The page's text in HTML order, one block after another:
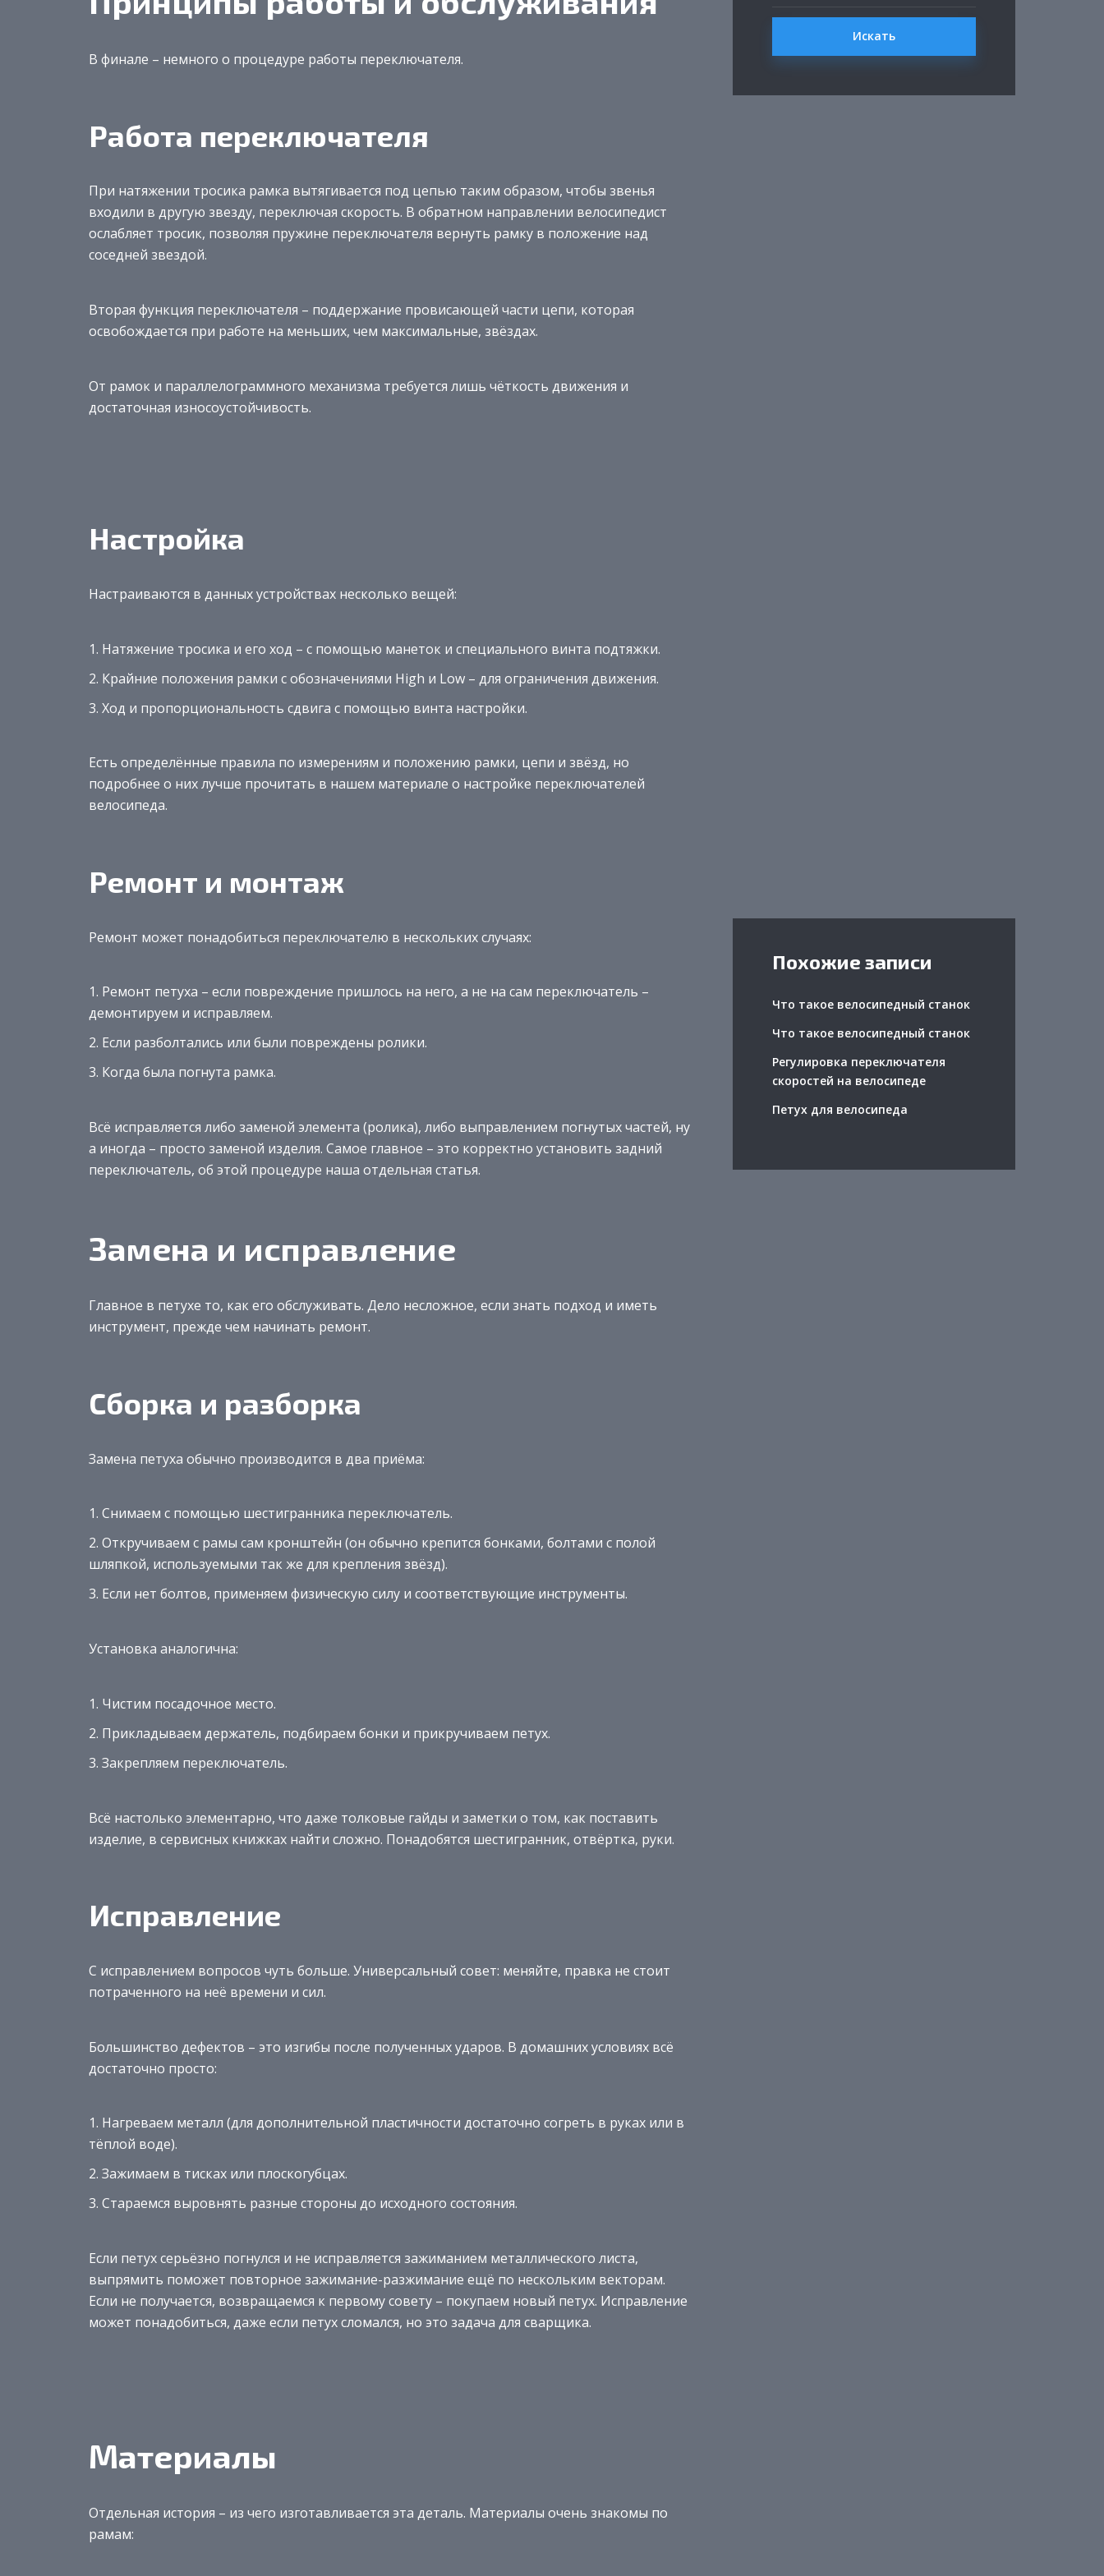
В финале – немного о процедуре работы переключателя.
Работа переключателя
При натяжении тросика рамка вытягивается под цепью таким образом, чтобы звенья
входили в другую звезду, переключая скорость. В обратном направлении велосипедист
ослабляет тросик, позволяя пружине переключателя вернуть рамку в положение над
соседней звездой.
Вторая функция переключателя – поддержание провисающей части цепи, которая
освобождается при работе на меньших, чем максимальные, звёздах.
От рамок и параллелограммного механизма требуется лишь чёткость движения и
достаточная износоустойчивость.
Настройка
Настраиваются в данных устройствах несколько вещей:
Натяжение тросика и его ход – с помощью манеток и специального винта подтяжки.
Крайние положения рамки с обозначениями High и Low – для ограничения движения.
Ход и пропорциональность сдвига с помощью винта настройки.
Есть определённые правила по измерениям и положению рамки, цепи и звёзд, но
подробнее о них лучше прочитать в нашем материале о настройке переключателей
велосипеда.
Ремонт и монтаж
Ремонт может понадобиться переключателю в нескольких случаях:
Ремонт петуха – если повреждение пришлось на него, а не на сам переключатель –
демонтируем и исправляем.
Если разболтались или были повреждены ролики.
Когда была погнута рамка.
Всё исправляется либо заменой элемента (ролика), либо выправлением погнутых частей, ну
а иногда – просто заменой изделия. Самое главное – это корректно установить задний
переключатель, об этой процедуре наша отдельная статья.
Замена и исправление
Главное в петухе то, как его обслуживать. Дело несложное, если знать подход и иметь
инструмент, прежде чем начинать ремонт.
Сборка и разборка
Замена петуха обычно производится в два приёма:
Снимаем с помощью шестигранника переключатель.
Откручиваем с рамы сам кронштейн (он обычно крепится бонками, болтами с полой
шляпкой, используемыми так же для крепления звёзд).
Если нет болтов, применяем физическую силу и соответствующие инструменты.
Установка аналогична:
Чистим посадочное место.
Прикладываем держатель, подбираем бонки и прикручиваем петух.
Закрепляем переключатель.
Всё настолько элементарно, что даже толковые гайды и заметки о том, как поставить
изделие, в сервисных книжках найти сложно. Понадобятся шестигранник, отвёртка, руки.
Исправление
С исправлением вопросов чуть больше. Универсальный совет: меняйте, правка не стоит
потраченного на неё времени и сил.
Большинство дефектов – это изгибы после полученных ударов. В домашних условиях всё
достаточно просто:
Нагреваем металл (для дополнительной пластичности достаточно согреть в руках или в
тёплой воде).
Зажимаем в тисках или плоскогубцах.
Стараемся выровнять разные стороны до исходного состояния.
Если петух серьёзно погнулся и не исправляется зажиманием металлического листа,
выпрямить поможет повторное зажимание-разжимание ещё по нескольким векторам.
Если не получается, возвращаемся к первому совету – покупаем новый петух. Исправление
может понадобиться, даже если петух сломался, но это задача для сварщика.
Материалы
Отдельная история – из чего изготавливается эта деталь. Материалы очень знакомы по
рамам:
Искать
Похожие записи
Что такое велосипедный станок
Что такое велосипедный станок
Регулировка переключателя
скоростей на велосипеде
Петух для велосипеда